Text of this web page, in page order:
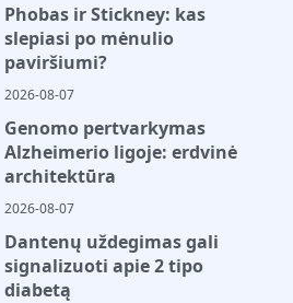
Phobas ir Stickney: kas
slepiasi po mėnulio
paviršiumi?
2026-08-07
Genomo pertvarkymas
Alzheimerio ligoje: erdvinė
architektūra
2026-08-07
Dantenų uždegimas gali
signalizuoti apie 2 tipo
diabetą